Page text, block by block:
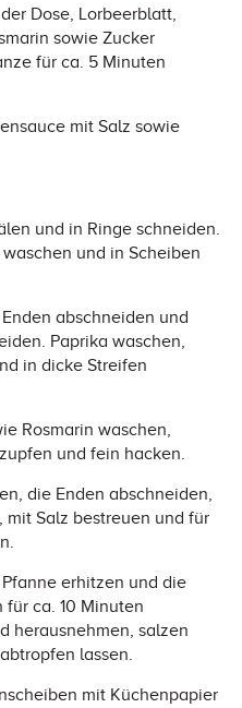
Dose, Lorbeerblatt,
sowie Zucker
für ca. 5 Minuten
mit Salz sowie
und in Ringe schneiden.
und in Scheiben
abschneiden und
Paprika waschen,
in dicke Streifen
Rosmarin waschen,
und fein hacken.
die Enden abschneiden,
mit Salz bestreuen und für
erhitzen und die
ca. 10 Minuten
herausnehmen, salzen
lassen.
mit Küchenpapier